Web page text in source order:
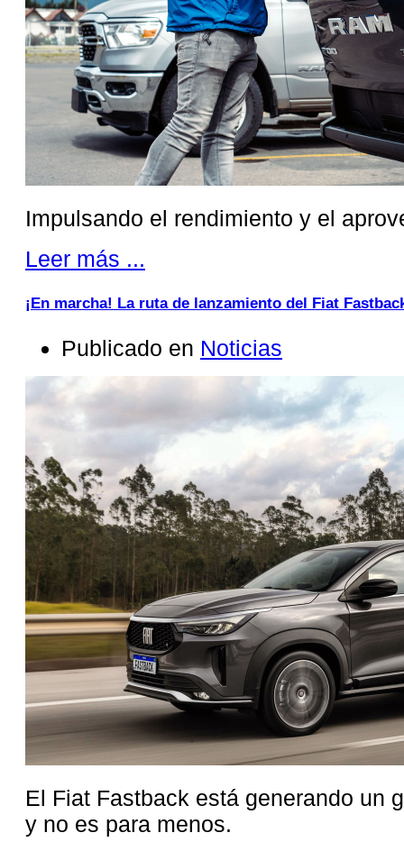
Impulsando el rendimiento y el
Leer más ...
¡En marcha! La ruta de lanzamiento del Fiat
Publicado en Noticias
El Fiat Fastback está generando un
y no es para menos.